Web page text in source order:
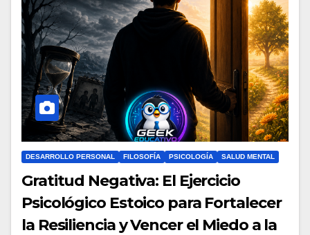
DESARROLLO PERSONAL FILOSOFÍA PSICOLOGÍA SALUD MENTAL
Gratitud Negativa: El Ejercicio
Psicológico Estoico para Fortalecer
la Resiliencia y Vencer el Miedo a la